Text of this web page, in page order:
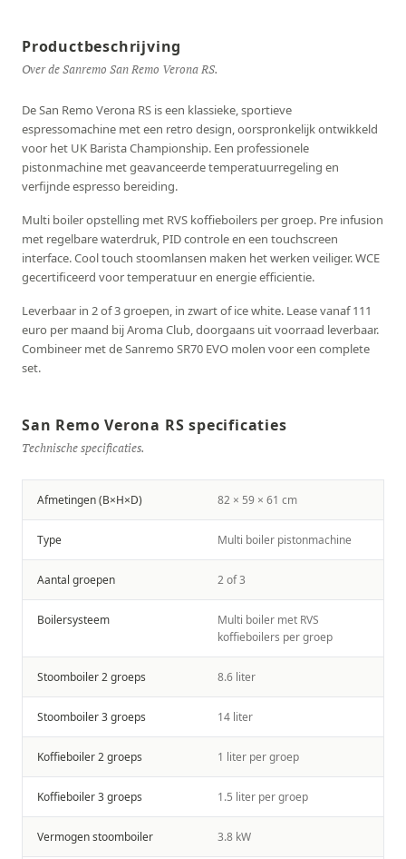
Productbeschrijving
Over de Sanremo San Remo Verona RS.
De San Remo Verona RS is een klassieke, sportieve
espressomachine met een retro design, oorspronkelijk ontwikkeld
voor het UK Barista Championship. Een professionele
pistonmachine met geavanceerde temperatuurregeling en
verfijnde espresso bereiding.
Multi boiler opstelling met RVS koffieboilers per groep. Pre infusion
met regelbare waterdruk, PID controle en een touchscreen
interface. Cool touch stoomlansen maken het werken veiliger. WCE
gecertificeerd voor temperatuur en energie efficientie.
Leverbaar in 2 of 3 groepen, in zwart of ice white. Lease vanaf 111
euro per maand bij Aroma Club, doorgaans uit voorraad leverbaar.
Combineer met de Sanremo SR70 EVO molen voor een complete
set.
San Remo Verona RS specificaties
Technische specificaties.
Afmetingen (B×H×D) 82 × 59 × 61 cm
Type Multi boiler pistonmachine
Aantal groepen 2 of 3
Boilersysteem
Multi boiler met RVS
koffieboilers per groep
Stoomboiler 2 groeps 8.6 liter
Stoomboiler 3 groeps 14 liter
Koffieboiler 2 groeps 1 liter per groep
Koffieboiler 3 groeps 1.5 liter per groep
Vermogen stoomboiler 3.8 kW